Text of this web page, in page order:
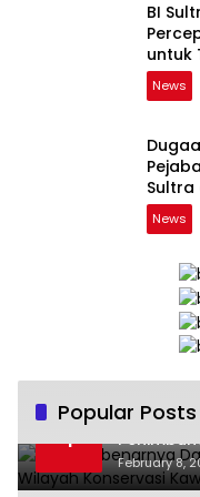
BI
untuk
Saing
News
News
Popular Posts
1
Siapa
Kawasan
February 8,